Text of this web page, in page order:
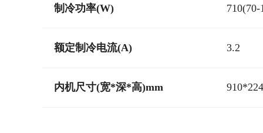
制冷功率(W) 710(70-
额定制冷电流(A) 3.2
内机尺寸(宽*深*高)mm